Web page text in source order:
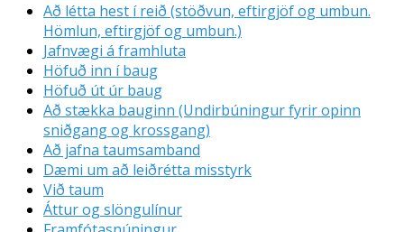
Að létta hest í reið (stöðvun, eftirgjöf og umbun.
Hömlun, eftirgjöf og umbun.)
Jafnvægi á framhluta
Höfuð inn í baug
Höfuð út úr baug
Að stækka bauginn (Undirbúningur fyrir opinn
sniðgang og krossgang)
Að jafna taumsamband
Dæmi um að leiðrétta misstyrk
Við taum
Áttur og slöngulínur